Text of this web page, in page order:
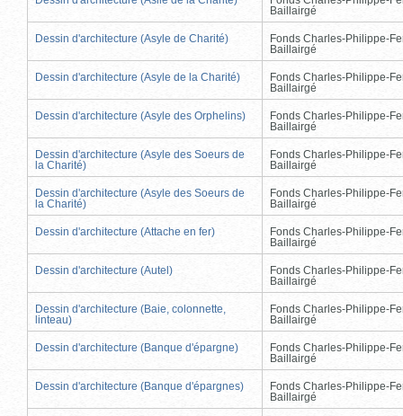
Baillairgé
Dessin d'architecture (Asyle de Charité)
Fonds Charles-Philippe-
Baillairgé
Dessin d'architecture (Asyle de la Charité)
Fonds Charles-Philippe-
Baillairgé
Dessin d'architecture (Asyle des Orphelins)
Fonds Charles-Philippe-
Baillairgé
Dessin d'architecture (Asyle des Soeurs de
la Charité)
Fonds Charles-Philippe-
Baillairgé
Dessin d'architecture (Asyle des Soeurs de
la Charité)
Fonds Charles-Philippe-
Baillairgé
Dessin d'architecture (Attache en fer)
Fonds Charles-Philippe-
Baillairgé
Dessin d'architecture (Autel)
Fonds Charles-Philippe-
Baillairgé
Dessin d'architecture (Baie, colonnette,
linteau)
Fonds Charles-Philippe-
Baillairgé
Dessin d'architecture (Banque d'épargne)
Fonds Charles-Philippe-
Baillairgé
Dessin d'architecture (Banque d'épargnes)
Fonds Charles-Philippe-
Baillairgé